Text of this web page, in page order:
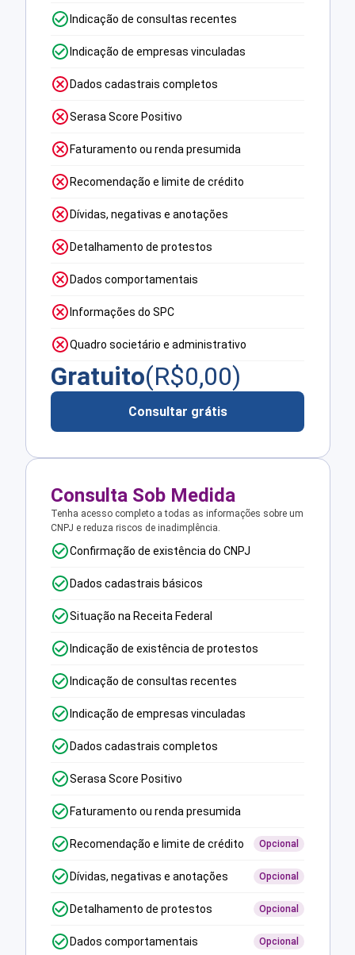
Indicação de consultas recentes
Indicação de empresas vinculadas
Dados cadastrais completos
Serasa Score Positivo
Faturamento ou renda presumida
Recomendação e limite de crédito
Dívidas, negativas e anotações
Detalhamento de protestos
Dados comportamentais
Informações do SPC
Quadro societário e administrativo
Gratuito(R$0,00)
Consultar grátis
Consulta Sob Medida
Tenha acesso completo a todas as informações sobre um
CNPJ e reduza riscos de inadimplência.
Confirmação de existência do CNPJ
Dados cadastrais básicos
Situação na Receita Federal
Indicação de existência de protestos
Indicação de consultas recentes
Indicação de empresas vinculadas
Dados cadastrais completos
Serasa Score Positivo
Faturamento ou renda presumida
Recomendação e limite de crédito Opcional
Dívidas, negativas e anotações Opcional
Detalhamento de protestos Opcional
Dados comportamentais Opcional